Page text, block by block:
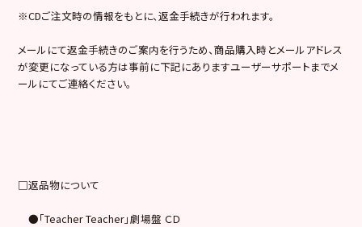
※CDご注文時の情報をもとに、返金手続きが行われます。
メールにて返金手続きのご案内を行うため、商品購入時とメールアドレス
が変更になっている方は事前に下記にありますユーザーサポートまでメ
ールにてご連絡ください。
□返品物について
●「Teacher Teacher」劇場盤 ＣＤ